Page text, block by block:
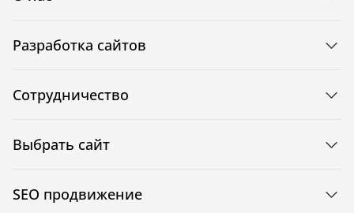
Разработка сайтов
Сотрудничество
Выбрать сайт
SEO продвижение